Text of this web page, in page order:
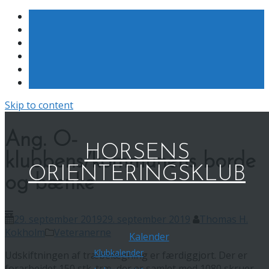
Skip to content
HORSENS
ORIENTERINGSKLUB
Kalender
Klubkalender
klubbens/kommunens borde
og bænke
Udskiftningen af træbelægning er færdiggjort. Der er